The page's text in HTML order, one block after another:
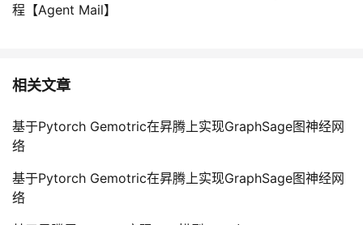
程【Agent Mail】
相关文章
基于Pytorch Gemotric在昇腾上实现GraphSage图神经网
络
基于Pytorch Gemotric在昇腾上实现GraphSage图神经网
络